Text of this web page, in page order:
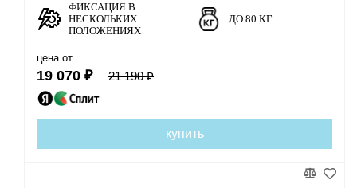
ФИКСАЦИЯ В
НЕСКОЛЬКИХ
ПОЛОЖЕНИЯХ
ДО 80 КГ
цена от
19 070 ₽ 21 190 ₽
купить